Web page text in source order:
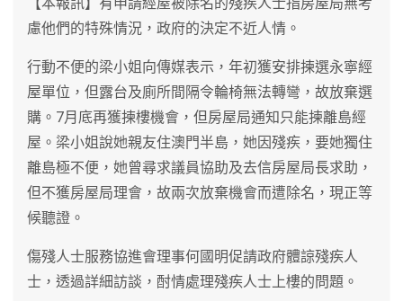
慮他們的特殊情況，政府的決定不近人情。
行動不便的梁小姐向傳媒表示，年初獲安排揀選永寧經
屋單位，但露台及廁所間隔令輪椅無法轉彎，故放棄選
購。7月底再獲揀樓機會，但房屋局通知只能揀離島經
屋。梁小姐說她親友住澳門半島，她因殘疾，要她獨住
離島極不便，她曾尋求議員協助及去信房屋局長求助，
但不獲房屋局理會，故兩次放棄機會而遭除名，現正等
候聽證。
傷殘人士服務協進會理事何國明促請政府體諒殘疾人
士，透過詳細訪談，酎情處理殘疾人士上樓的問題。